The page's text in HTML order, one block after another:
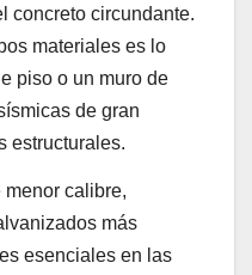
concreto circundante.
materiales es lo
piso o un muro de
de gran
estructurales.
menor calibre,
más
esenciales en las